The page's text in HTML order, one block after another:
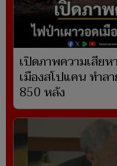
เปิดภาพความเสีย
เมืองสโปแคน ทำล
850 หลัง